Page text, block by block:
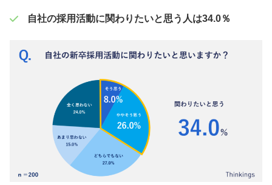
自社の採用活動に関わりたいと思う人は34.0％